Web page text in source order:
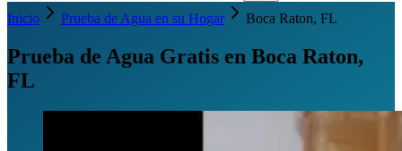
Inicio
Prueba de Agua en su Hogar Boca Raton, FL
Prueba de Agua Gratis en Boca Raton,
FL